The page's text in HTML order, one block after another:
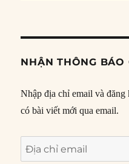
NHẬN THÔNG BÁO
Nhập địa chỉ email và
có bài viết mới qua email.
Địa
chỉ